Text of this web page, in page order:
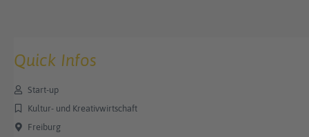
Quick Infos
Start-up
Kultur- und Kreativwirtschaft
Freiburg